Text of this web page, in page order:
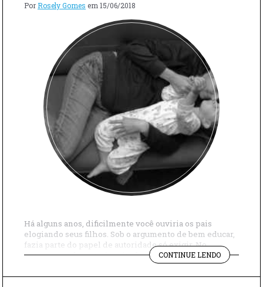
PorRosely Gomes em 15/06/2018
Há alguns anos, dificilmente você ouviria os pais
elogiando seus filhos. Sob o argumento de bem educar,
fazia parte do papel de autoridade só exigir. No
entanto, atualmente é muito frequente que os pais o
façam. Que bom que as gerações atuais aprenderam a
fazê-lo! Afinal, é se vendo refletida no olhar do adulto
CONTINUE LENDO"AS
VÁRIAS
FACETAS